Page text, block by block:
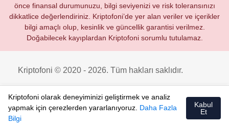
önce finansal durumunuzu, bilgi seviyenizi ve risk toleransınızı
dikkatlice değerlendiriniz. Kriptofoni’de yer alan veriler ve içerikler
bilgi amaçlı olup, kesinlik ve güncellik garantisi verilmez.
Doğabilecek kayıplardan Kriptofoni sorumlu tutulamaz.
Kriptofoni © 2020 - 2026. Tüm hakları saklıdır.
Kriptofoni olarak deneyiminizi geliştirmek ve analiz
yapmak için çerezlerden yararlanıyoruz. Daha Fazla
Bilgi
Kabul
Et